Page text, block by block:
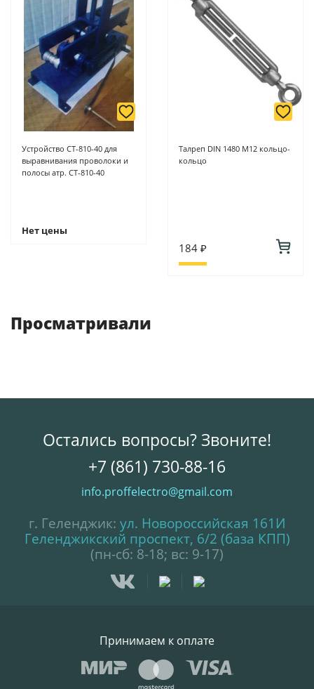
Устройство СТ-810-40 для
выравнивания проволоки и
полосы атр. СТ-810-40
Нет цены
Талреп DIN 1480 М12 кольцо-
кольцо
184 ₽
Просматривали
Остались вопросы? Звоните!
+7 (861) 730-88-16
info.proffelectro@gmail.com
г. Геленджик: ул. Новороссийская 161И
Геленджикский проспект, 6/2 (база КПП)
(пн-сб: 8-18; вс: 9-17)
Принимаем к оплате